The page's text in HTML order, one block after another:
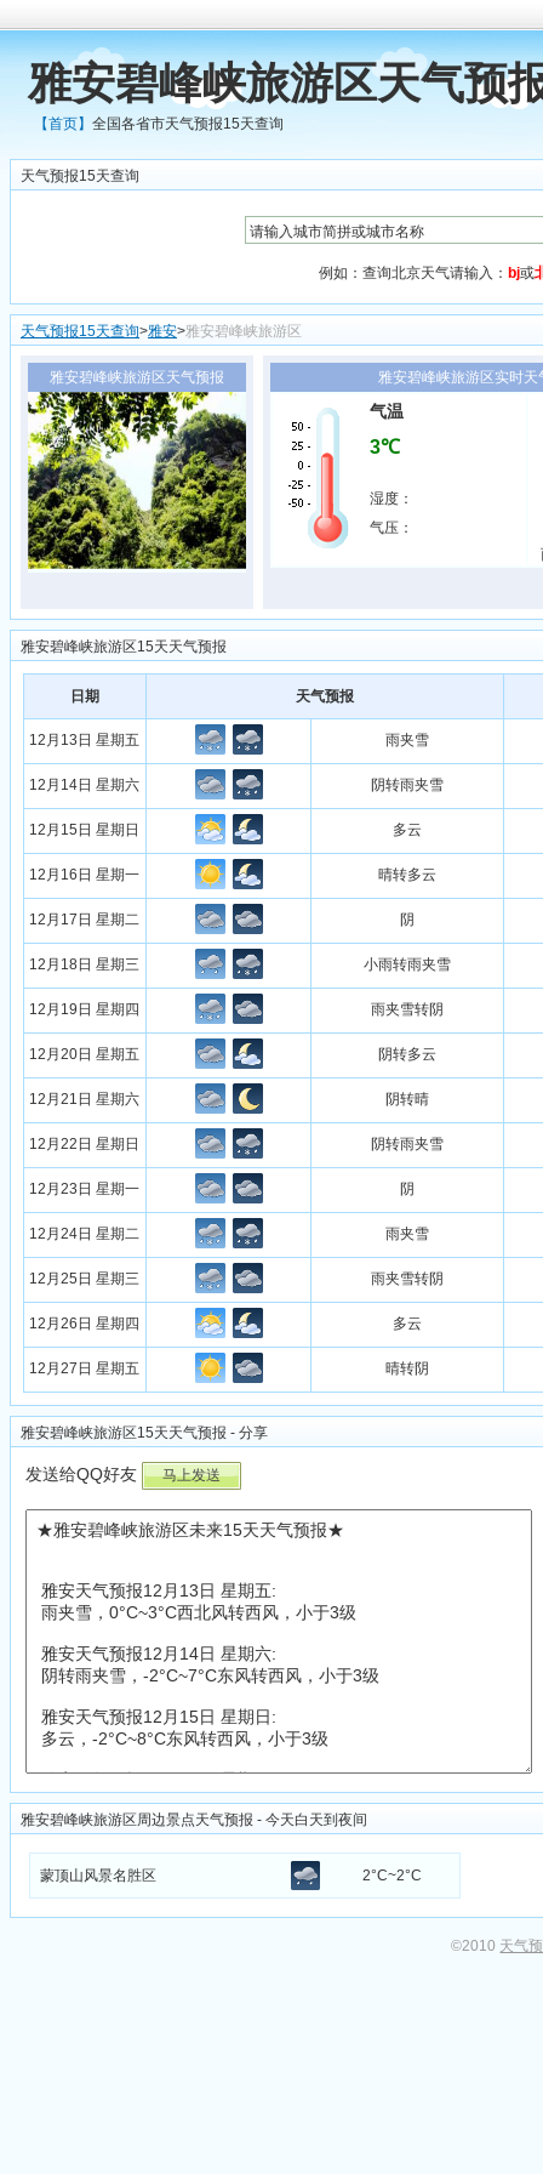
雅安碧峰峡旅游区天气预
【首页】全国各省市天气预报15天查询
天气预报15天查询
例如：查询北京天气请输入： bj或
天气预报15天查询>雅安>雅安碧峰峡旅游区
雅安碧峰峡旅游区天气预报 雅安碧峰峡旅游区实时
气温
3℃
湿度：
气压：
雅安碧峰峡旅游区15天天气预报
日期 天气预报
12月13日 星期五 雨夹雪
12月14日 星期六 阴转雨夹雪
12月15日 星期日 多云
12月16日 星期一 晴转多云
12月17日 星期二 阴
12月18日 星期三 小雨转雨夹雪
12月19日 星期四 雨夹雪转阴
12月20日 星期五 阴转多云
12月21日 星期六 阴转晴
12月22日 星期日 阴转雨夹雪
12月23日 星期一 阴
12月24日 星期二 雨夹雪
12月25日 星期三 雨夹雪转阴
12月26日 星期四 多云
12月27日 星期五 晴转阴
雅安碧峰峡旅游区15天天气预报 - 分享
发送给QQ好友
雅安碧峰峡旅游区周边景点天气预报 - 今天白天到夜间
蒙顶山风景名胜区 2°C~2°C
©2010 天气